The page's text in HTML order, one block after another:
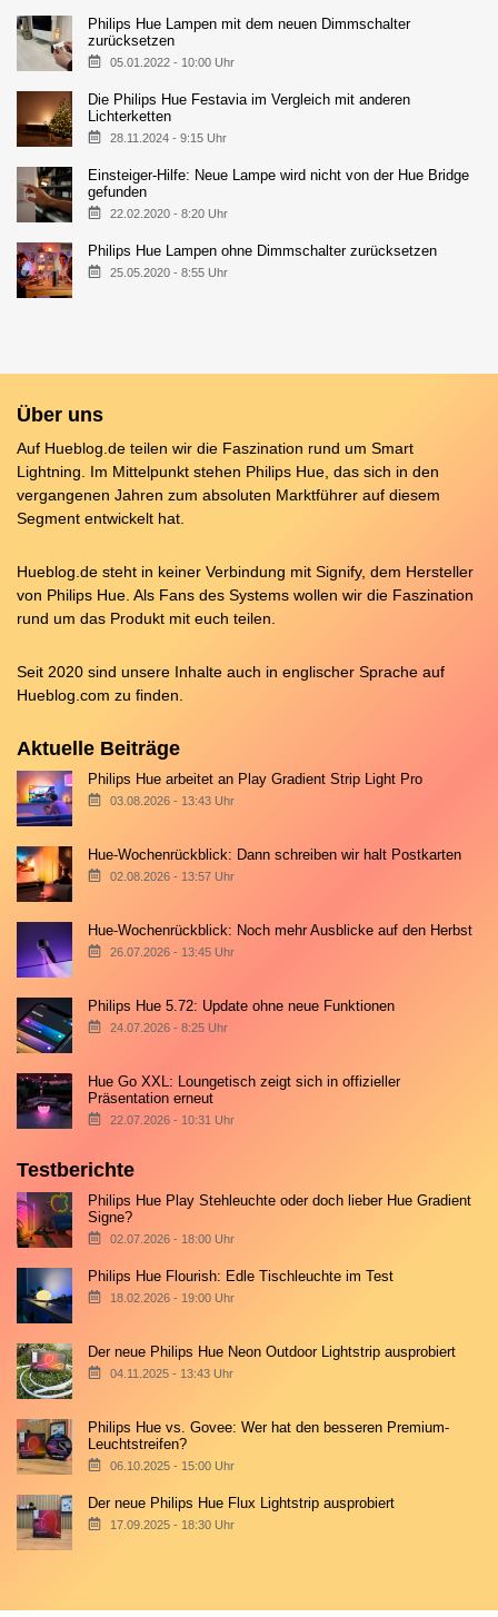
Philips Hue Lampen mit dem neuen Dimmschalter
zurücksetzen
05.01.2022 - 10:00 Uhr
Die Philips Hue Festavia im Vergleich mit anderen
Lichterketten
28.11.2024 - 9:15 Uhr
Einsteiger-Hilfe: Neue Lampe wird nicht von der Hue Bridge
gefunden
22.02.2020 - 8:20 Uhr
Philips Hue Lampen ohne Dimmschalter zurücksetzen
25.05.2020 - 8:55 Uhr
Über uns
Auf Hueblog.de teilen wir die Faszination rund um Smart
Lightning. Im Mittelpunkt stehen Philips Hue, das sich in den
vergangenen Jahren zum absoluten Marktführer auf diesem
Segment entwickelt hat.
Hueblog.de steht in keiner Verbindung mit Signify, dem Hersteller
von Philips Hue. Als Fans des Systems wollen wir die Faszination
rund um das Produkt mit euch teilen.
Seit 2020 sind unsere Inhalte auch in englischer Sprache auf
Hueblog.com zu finden.
Aktuelle Beiträge
Philips Hue arbeitet an Play Gradient Strip Light Pro
03.08.2026 - 13:43 Uhr
Hue-Wochenrückblick: Dann schreiben wir halt Postkarten
02.08.2026 - 13:57 Uhr
Hue-Wochenrückblick: Noch mehr Ausblicke auf den Herbst
26.07.2026 - 13:45 Uhr
Philips Hue 5.72: Update ohne neue Funktionen
24.07.2026 - 8:25 Uhr
Hue Go XXL: Loungetisch zeigt sich in offizieller
Präsentation erneut
22.07.2026 - 10:31 Uhr
Testberichte
Philips Hue Play Stehleuchte oder doch lieber Hue Gradient
Signe?
02.07.2026 - 18:00 Uhr
Philips Hue Flourish: Edle Tischleuchte im Test
18.02.2026 - 19:00 Uhr
Der neue Philips Hue Neon Outdoor Lightstrip ausprobiert
04.11.2025 - 13:43 Uhr
Philips Hue vs. Govee: Wer hat den besseren Premium-
Leuchtstreifen?
06.10.2025 - 15:00 Uhr
Der neue Philips Hue Flux Lightstrip ausprobiert
17.09.2025 - 18:30 Uhr